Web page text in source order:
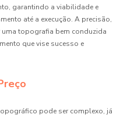
garantindo a viabilidade e
até a execução. A precisão,
topografia bem conduzida
que vise sucesso e
pode ser complexo, já